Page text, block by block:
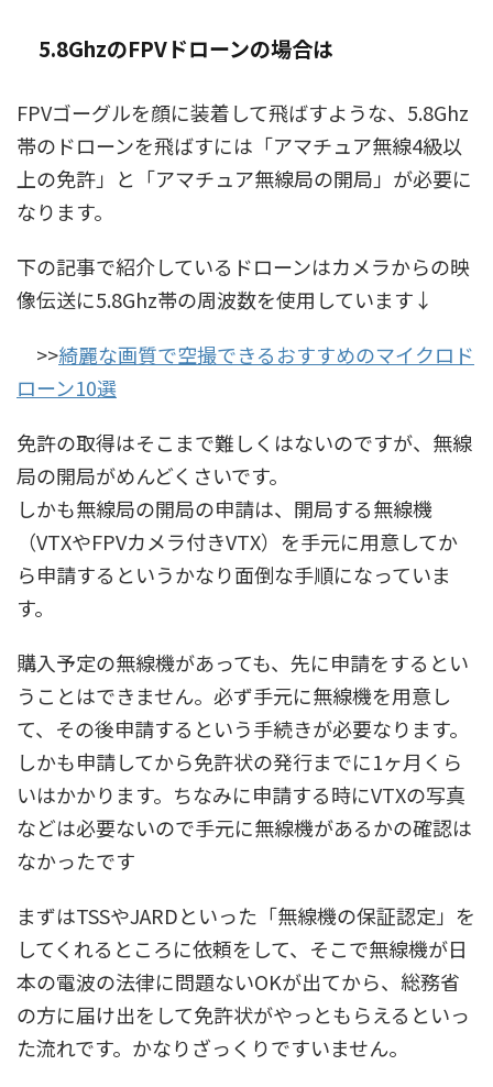
5.8GhzのFPVドローンの場合は
FPVゴーグルを顔に装着して飛ばすような、5.8Ghz
帯のドローンを飛ばすには「アマチュア無線4級以
上の免許」と「アマチュア無線局の開局」が必要に
なります。
下の記事で紹介しているドローンはカメラからの映
像伝送に5.8Ghz帯の周波数を使用しています↓
>>綺麗な画質で空撮できるおすすめのマイクロド
ローン10選
免許の取得はそこまで難しくはないのですが、無線
局の開局がめんどくさいです。
しかも無線局の開局の申請は、開局する無線機
（VTXやFPVカメラ付きVTX）を手元に用意してか
ら申請するというかなり面倒な手順になっていま
す。
購入予定の無線機があっても、先に申請をするとい
うことはできません。必ず手元に無線機を用意し
て、その後申請するという手続きが必要なります。
しかも申請してから免許状の発行までに1ヶ月くら
いはかかります。ちなみに申請する時にVTXの写真
などは必要ないので手元に無線機があるかの確認は
なかったです
まずはTSSやJARDといった「無線機の保証認定」を
してくれるところに依頼をして、そこで無線機が日
本の電波の法律に問題ないOKが出てから、総務省
の方に届け出をして免許状がやっともらえるといっ
た流れです。かなりざっくりですいません。